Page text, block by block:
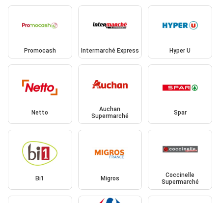
Promocash Intermarché Express Hyper U
Netto
Auchan
Supermarché
Spar
Bi1 Migros
Coccinelle
Supermarché